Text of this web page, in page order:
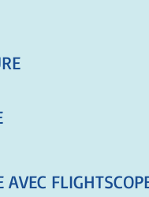
AVEC